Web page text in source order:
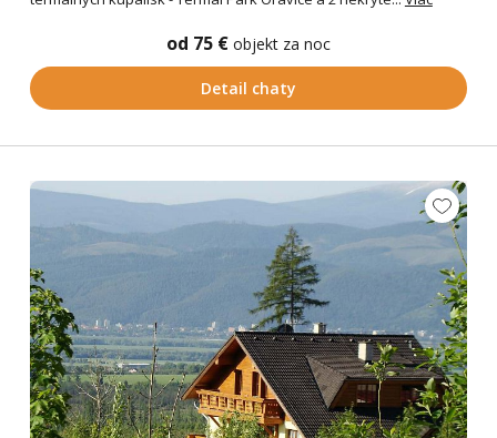
od 75 € objekt za noc
Detail chaty